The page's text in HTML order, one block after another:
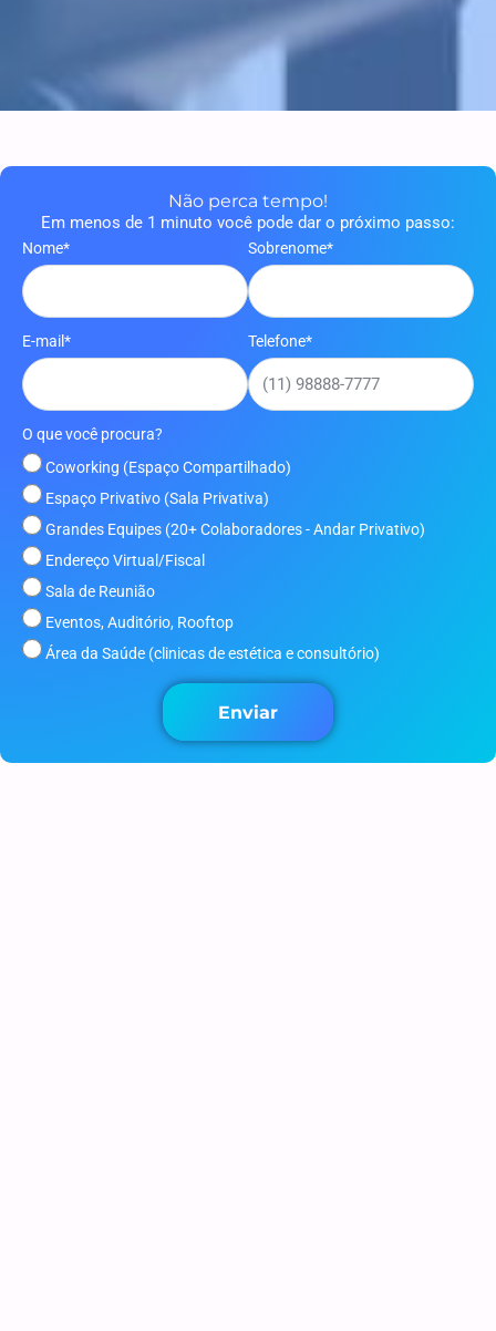
Não perca tempo!
Em menos de 1 minuto você pode dar o próximo passo:
Nome* Sobrenome*
E-mail* Telefone*
O que você procura?
Coworking (Espaço Compartilhado)
Espaço Privativo (Sala Privativa)
Grandes Equipes (20+ Colaboradores - Andar Privativo)
Endereço Virtual/Fiscal
Sala de Reunião
Eventos, Auditório, Rooftop
Área da Saúde (clinicas de estética e consultório)
Enviar